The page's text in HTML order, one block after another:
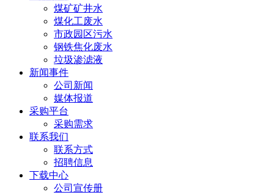
煤矿矿井水
煤化工废水
市政园区污水
钢铁焦化废水
垃圾渗滤液
新闻事件
公司新闻
媒体报道
采购平台
采购需求
联系我们
联系方式
招聘信息
下载中心
公司宣传册